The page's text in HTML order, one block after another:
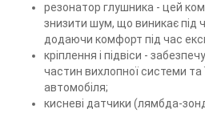
резонатор глушника - цей
знизити шум, що виникає під
додаючи комфорт під час
кріплення і підвіси -
частин вихлопної системи та
автомобіля;
кисневі датчики (лямбда-